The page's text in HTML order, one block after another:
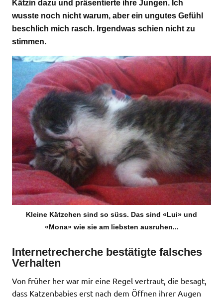
Kätzin dazu und präsentierte ihre Jungen. Ich
wusste noch nicht warum, aber ein ungutes Gefühl
beschlich mich rasch. Irgendwas schien nicht zu
stimmen.
Kleine Kätzchen sind so süss. Das sind «Lui» und
«Mona» wie sie am liebsten ausruhen...
Internetrecherche bestätigte falsches
Verhalten
Von früher her war mir eine Regel vertraut, die besagt,
dass Katzenbabies erst nach dem Öffnen ihrer Augen